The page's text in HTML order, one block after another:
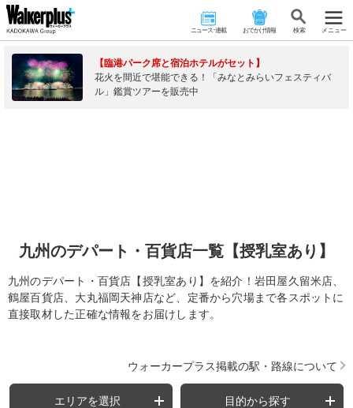
ニュース･連載 おでかけ情報 検 索 メニュー
【臨港パーク席と宿泊ホテルがセット】
花火を間近で堪能できる！「みなとみらいフェスティバ
ル」鑑賞ツアーを販売中
九州のデパート・百貨店一覧【授乳室あり】
九州のデパート・百貨店【授乳室あり】を紹介！岩田屋久留米店、
鶴屋百貨店、大丸福岡天神店など、定番から穴場まで各スポットに
直接取材した正確な情報をお届けします。
ウォーカープラス掲載の駅・路線について
エリアを選択 目的から探す